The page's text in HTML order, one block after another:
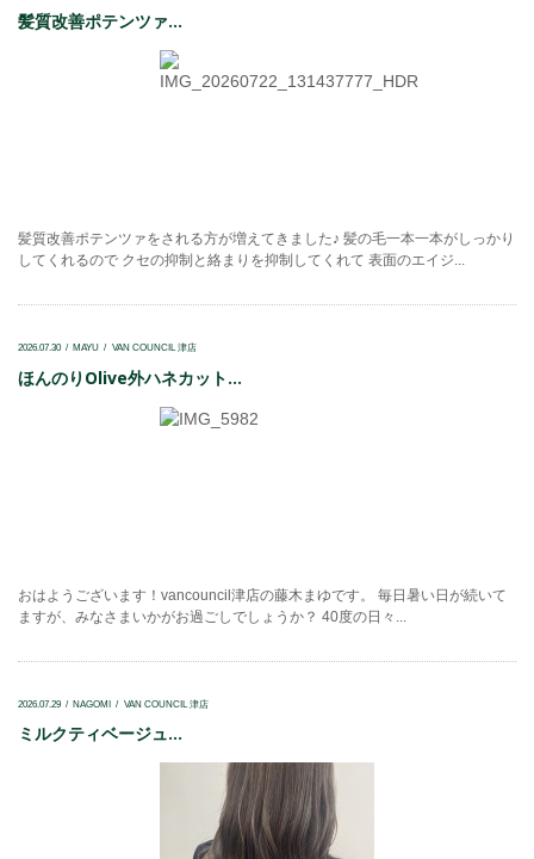
髪質改善ポテンツァ...
髪質改善ポテンツァをされる方が増えてきました♪ 髪の毛一本一本がしっかり
してくれるので クセの抑制と絡まりを抑制してくれて 表面のエイジ...
2026.07.30 MAYU VAN COUNCIL 津店
ほんのりOlive外ハネカット...
おはようございます！vancouncil津店の藤木まゆです。 毎日暑い日が続いて
ますが、みなさまいかがお過ごしでしょうか？ 40度の日々...
2026.07.29 NAGOMI VAN COUNCIL 津店
ミルクティベージュ...